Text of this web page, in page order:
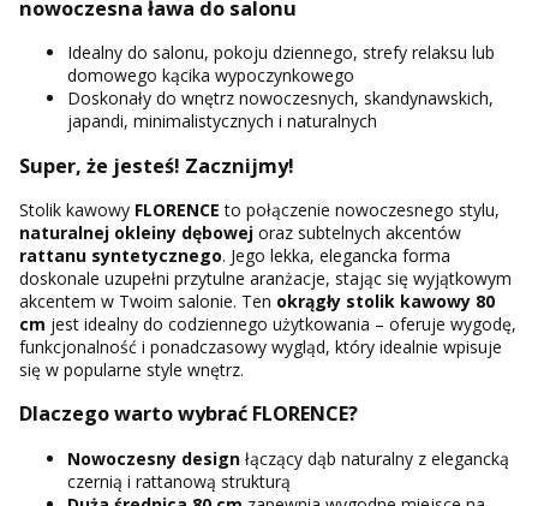
nowoczesna ława do salonu
Idealny do salonu, pokoju dziennego, strefy relaksu lub
domowego kącika wypoczynkowego
Doskonały do wnętrz nowoczesnych, skandynawskich,
japandi, minimalistycznych i naturalnych
Super, że jesteś! Zacznijmy!
Stolik kawowy FLORENCE to połączenie nowoczesnego stylu,
naturalnej okleiny dębowej oraz subtelnych akcentów
rattanu syntetycznego. Jego lekka, elegancka forma
doskonale uzupełni przytulne aranżacje, stając się wyjątkowym
akcentem w Twoim salonie. Ten okrągły stolik kawowy 80
cm jest idealny do codziennego użytkowania – oferuje wygodę,
funkcjonalność i ponadczasowy wygląd, który idealnie wpisuje
się w popularne style wnętrz.
Dlaczego warto wybrać FLORENCE?
Nowoczesny design łączący dąb naturalny z elegancką
czernią i rattanową strukturą